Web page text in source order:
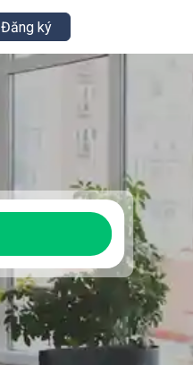
Đăng ký